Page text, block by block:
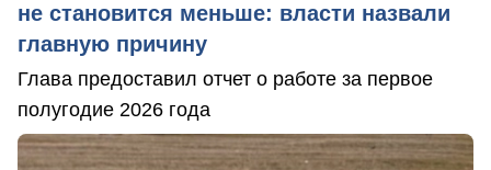
не становится меньше: власти назвали
главную причину
Глава предоставил отчет о работе за первое
полугодие 2026 года